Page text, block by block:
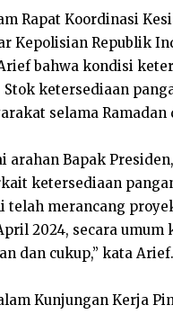
Rapat Koordinasi
Kepolisian Republik
bahwa kondisi
Stok ketersediaan
selama
arahan Bapak
ketersediaan
merancang
2024, secara
dan cukup,” kata Arief.
Kunjungan Kerja